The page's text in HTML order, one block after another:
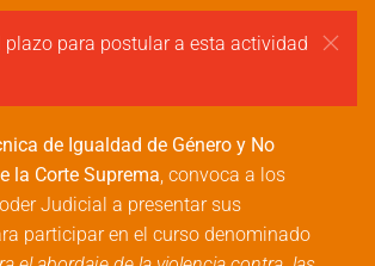
plazo para postular a esta actividad
de Igualdad de Género y No
la Corte Suprema, convoca a los
Judicial a presentar sus
participar en el curso denominado